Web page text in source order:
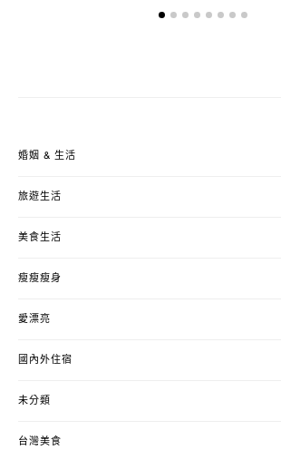
婚姻 & 生活
旅遊生活
美食生活
瘦瘦瘦身
愛漂亮
國內外住宿
未分類
台灣美食